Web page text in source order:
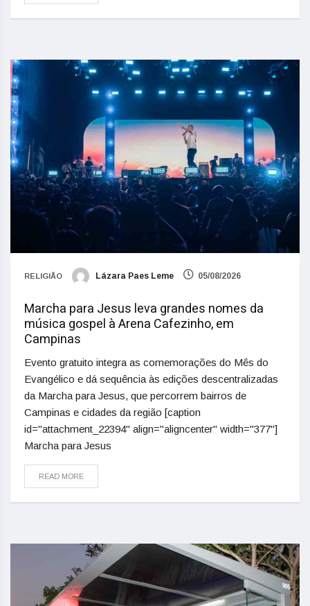
RELIGIÃO Lázara Paes Leme 05/08/2026
Marcha para Jesus leva grandes nomes da
música gospel à Arena Cafezinho, em
Campinas
Evento gratuito integra as comemorações do Mês do
Evangélico e dá sequência às edições descentralizadas
da Marcha para Jesus, que percorrem bairros de
Campinas e cidades da região [caption
id="attachment_22394" align="aligncenter" width="377"]
Marcha para Jesus
READ MORE